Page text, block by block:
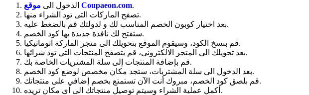
الدخول الى موقع Coupaeon.com.
تصفح الماركات التى تود الشراء منها.
بعد اختيار كوبون الخصم المناسب لك و لدولتك قم بالضغط عليه.
ستفتح لك نافذة جديدة بها كود الخصم.
قم بنسخ الكود، وسيقوم الموقع بتحويلك الى متجر الماركة اتوماتيكيا.
بعد تحويلك الى المتجر الالكترونى، قم بتصفح المنتجات التي تود شرائها.
قم بإضافة المنتجات إلى سلة المشتريات الخاصة بك.
بعد الدخول الى سلة المشتريات، ستجد مكان مخصص لوضع كود الخصم.
قم بلصق كود الخصم، مبروك أنت الآن تستمتع بخصم إضافي على منتجاتك.
أكمل عملية الشراء وسيتم توصيل منتجاتك الى اى مكان تريده.